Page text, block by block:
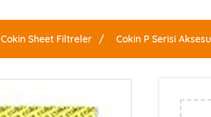
Cokin Sheet Filtreler Cokin P Serisi